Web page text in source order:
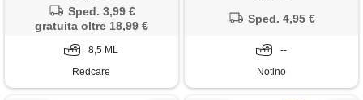
Sped. 3,99 €
gratuita oltre 18,99 €
8,5 ML
Redcare
Sped. 4,95 €
--
Notino